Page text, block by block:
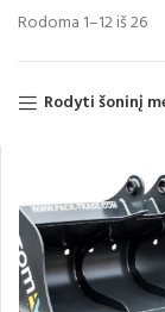
Rodoma 1–12 iš 26
Rodyti šoninį